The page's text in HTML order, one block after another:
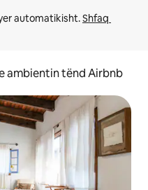
automatikisht. Shfaq
ambientin tënd Airbnb